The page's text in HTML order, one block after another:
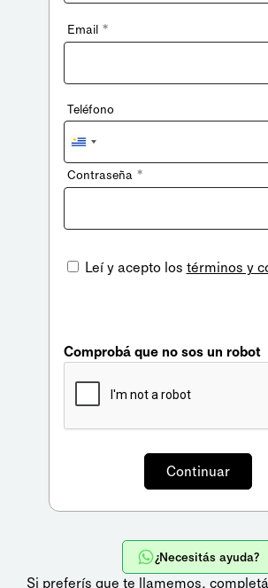
Email *
Teléfono
Uruguay
+598
Contraseña *
Leí y acepto los términos y
Comprobá que no sos un robot
¿Necesitás ayuda?
Si preferís que te llamemos,